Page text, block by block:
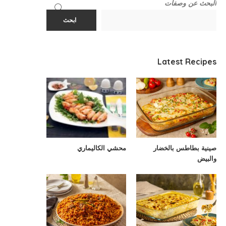
البحث عن وصفات
ابحث
Latest Recipes
صينية بطاطس بالخضار
والبيض
محشي الكاليماري